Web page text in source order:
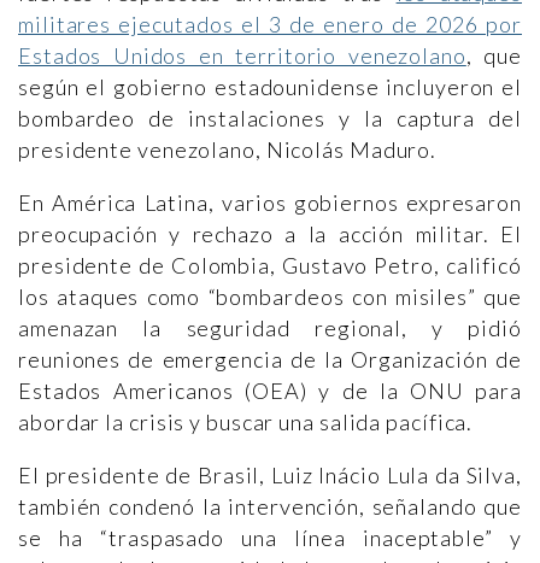
militares ejecutados el 3 de enero de 2026 por
Estados Unidos en territorio venezolano, que
según el gobierno estadounidense incluyeron el
bombardeo de instalaciones y la captura del
presidente venezolano, Nicolás Maduro.
En América Latina, varios gobiernos expresaron
preocupación y rechazo a la acción militar. El
presidente de Colombia, Gustavo Petro, calificó
los ataques como “bombardeos con misiles” que
amenazan la seguridad regional, y pidió
reuniones de emergencia de la Organización de
Estados Americanos (OEA) y de la ONU para
abordar la crisis y buscar una salida pacífica.
El presidente de Brasil, Luiz Inácio Lula da Silva,
también condenó la intervención, señalando que
se ha “traspasado una línea inaceptable” y